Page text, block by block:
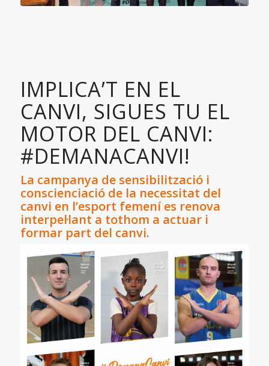
IMPLICA’T EN EL
CANVI, SIGUES TU EL
MOTOR DEL CANVI:
#DEMANACANVI!
La campanya de sensibilització i
conscienciació de la necessitat del
canvi en l’esport femení es renova
interpel·lant a tothom a actuar i
formar part del canvi.